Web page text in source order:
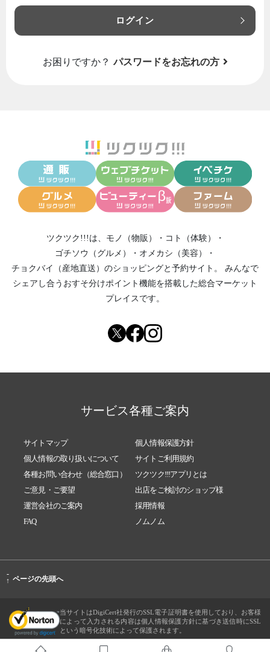
ログイン
お困りですか？ パスワードをお忘れの方
ツクツク!!!は、 モノ（物販） ・ コト（体験）
・
ゴチソウ（グルメ）
・ オメカシ（美容）
・
チョクバイ（産地直送） のショッピングと予約サイト。
みんなで
シェアし合う おすそ分けポイント機能を搭載した総合マーケット
プレイスです。
サービス各種ご案内
サイトマップ
個人情報保護方針
個人情報の取り扱いについて
サイトご利用規約
各種お問い合わせ（総合窓口）
ツクツク!!!アプリとは
ご意見・ご要望
出店をご検討のショップ様
運営会社のご案内
採用情報
FAQ
ノムノム
-
↑ ページの先頭へ
当サイトはDigiCert社発行のSSL電子証明書を使用しており、お客様
によって入力される内容は個人情報保護方針に基づき送信時にSSL
という暗号化技術によって保護されます。